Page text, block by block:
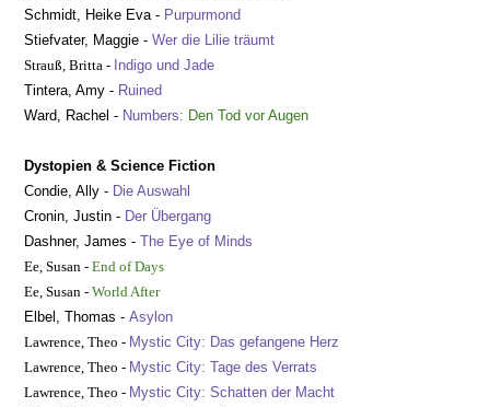
Schmidt, Heike Eva - Purpurmond
Stiefvater, Maggie -Wer die Lilie träumt
Strauß, Britta - Indigo und Jade
Tintera, Amy - Ruined
Ward, Rachel - Numbers: Den Tod vor Augen
Dystopien & Science Fiction
Condie, Ally - Die Auswahl
Cronin, Justin - Der Übergang
Dashner, James -The Eye of Minds
Ee, Susan - End of Days
Ee, Susan - World After
Elbel, Thomas - Asylon
Lawrence, Theo - Mystic City: Das gefangene Herz
Lawrence, Theo - Mystic City: Tage des Verrats
Lawrence, Theo - Mystic City: Schatten der Macht